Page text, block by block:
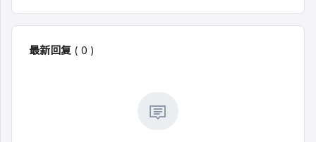
最新回复 ( 0 )